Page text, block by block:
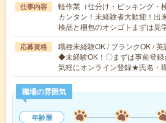
仕事内容
軽作業（仕分け・ピッキング・
カンタン！未経験者大歓迎！出
検品と梱包のオシゴトまずは見
応募資格
職種未経験OK / ブランクOK /
◆未経験OK！〇まずは事前登
気軽にオンライン登録★氏名・
職場の雰囲気
年齢層